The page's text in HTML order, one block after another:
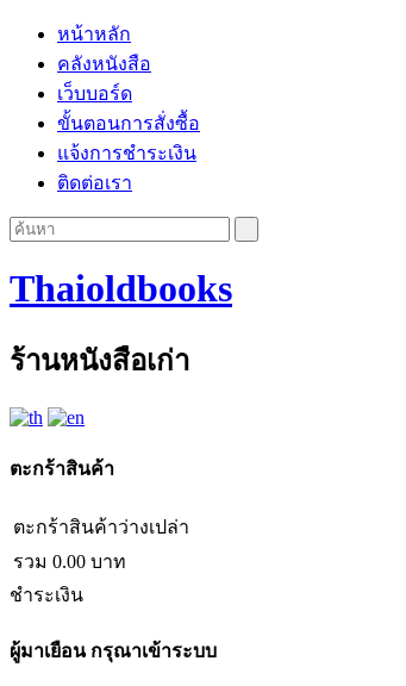
หน้าหลัก
คลังหนังสือ
เว็บบอร์ด
ขั้นตอนการสั่งซื้อ
แจ้งการชำระเงิน
ติดต่อเรา
Thaioldbooks
ร้านหนังสือเก่า
ตะกร้าสินค้า
ตะกร้าสินค้าว่างเปล่า
รวม 0.00 บาท
ชำระเงิน
ผู้มาเยือนกรุณาเข้าระบบ